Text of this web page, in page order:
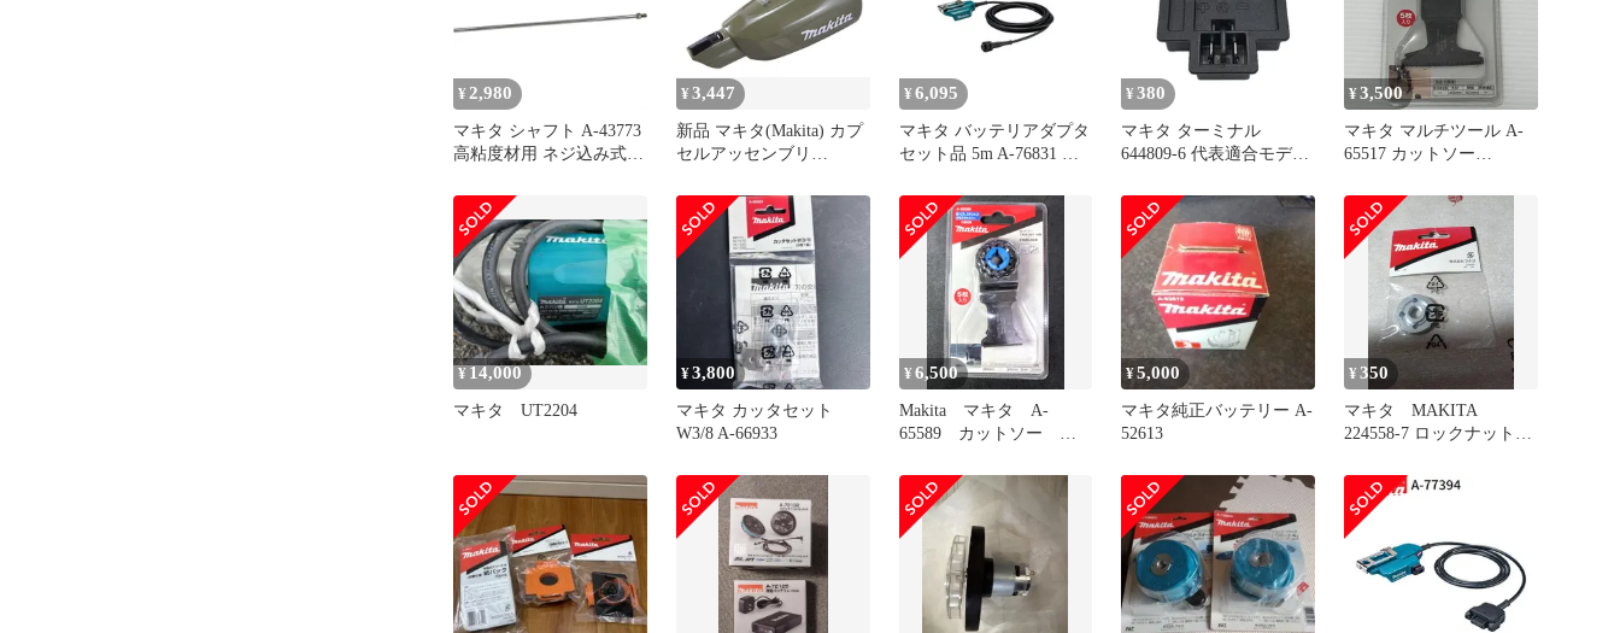
カン ヘッジトリマ 草刈
園芸
¥ 2,980
マキタ シャフト A-43773
高粘度材用 ネジ込み式
正規品 純正品 撹拌機 撹
拌 かくはん機 かくはん
アクセサリ アタッチメン
ト 部品 交換
¥3,447
新品 マキタ(Makita) カプ
セルアッセンブリ
¥ 6,095
マキタ バッテリアダプタ
セット品 5m A-76831 適
¥ 380
マキタ ターミナル
644809-6 代表適合モデ
ノコ HS630D他用 純正 部
品 機械 電動 工具 メンテ
ナンス 修理 交換 消耗品
予備
¥3,500
マキタ マルチツール A-
65517 カットソー
smkogu096539
¥ 14,000
マキタ UT2204
¥3,800
マキタ カッタセット
W3/8 A-66933
¥6,500
Makita マキタ A-
65589 カットソー
¥5,000
マキタ純正バッテリー A-
52613
¥350
マキタ MAKITA
224558-7 ロックナット